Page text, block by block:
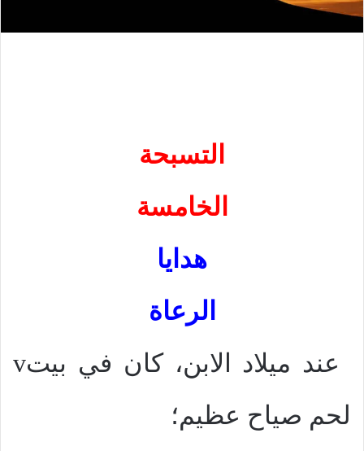
التسبحة
الخامسة
هدايا
الرعاة
vعند ميلاد الابن، كان في بيت
لحم صياح عظيم؛